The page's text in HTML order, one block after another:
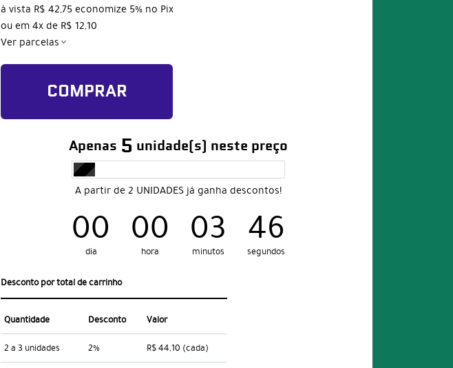
à vista R$ 42,75economize 5% no Pix
ou em4xde R$ 12,10
Ver parcelas
COMPRAR
Apenas 5 unidade(s) neste preço
A partir de 2 UNIDADES já ganha descontos!
00
dia 00
hora 03
minutos 45
segundos
Desconto por total de carrinho
Quantidade Desconto Valor
2 a 3 unidades 2% R$ 44,10 (cada)